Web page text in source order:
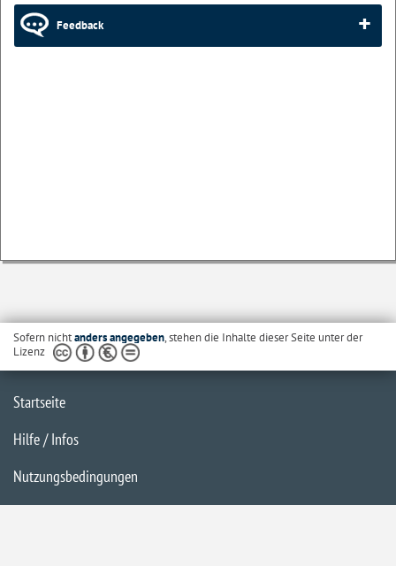
Feedback
Sofern nichtanders angegeben, stehen die Inhalte dieser Seite unter der
Lizenz
Startseite
Hilfe / Infos
Nutzungsbedingungen